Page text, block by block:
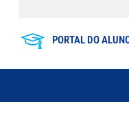
PORTAL DO